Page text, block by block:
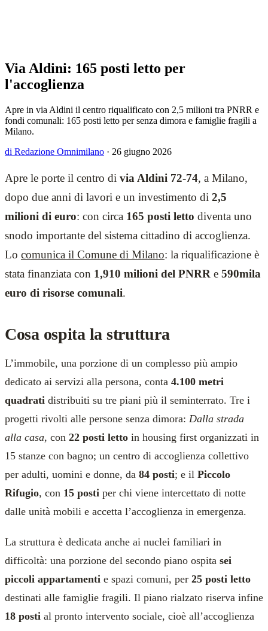
Via Aldini: 165 posti letto per
l'accoglienza
Apre in via Aldini il centro riqualificato con 2,5 milioni tra PNRR e
fondi comunali: 165 posti letto per senza dimora e famiglie fragili a
Milano.
di Redazione Omnimilano · 26 giugno 2026
Apre le porte il centro di via Aldini 72-74, a Milano,
dopo due anni di lavori e un investimento di 2,5
milioni di euro: con circa 165 posti letto diventa uno
snodo importante del sistema cittadino di accoglienza.
Lo comunica il Comune di Milano: la riqualificazione è
stata finanziata con 1,910 milioni del PNRR e 590mila
euro di risorse comunali.
Cosa ospita la struttura
L’immobile, una porzione di un complesso più ampio
dedicato ai servizi alla persona, conta 4.100 metri
quadrati distribuiti su tre piani più il seminterrato. Tre i
progetti rivolti alle persone senza dimora: Dalla strada
alla casa, con 22 posti letto in housing first organizzati in
15 stanze con bagno; un centro di accoglienza collettivo
per adulti, uomini e donne, da 84 posti; e il Piccolo
Rifugio, con 15 posti per chi viene intercettato di notte
dalle unità mobili e accetta l’accoglienza in emergenza.
La struttura è dedicata anche ai nuclei familiari in
difficoltà: una porzione del secondo piano ospita sei
piccoli appartamenti e spazi comuni, per 25 posti letto
destinati alle famiglie fragili. Il piano rialzato riserva infine
18 posti al pronto intervento sociale, cioè all’accoglienza